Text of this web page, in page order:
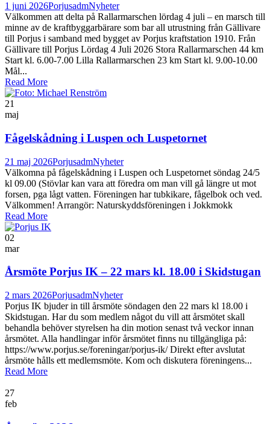
1 juni 2026PorjusadmNyheter
Välkommen att delta på Rallarmarschen lördag 4 juli – en marsch till
minne av de kraftbyggarbärare som bar all utrustning från Gällivare
till Porjus i samband med bygget av Porjus kraftstation 1910. Från
Gällivare till Porjus Lördag 4 Juli 2026 Stora Rallarmarschen 44 km
Start kl. 6.00-7.00 Lilla Rallarmarschen 23 km Start kl. 9.00-10.00
Mål...
Read More
21
maj
Fågelskådning i Luspen och Luspetornet
21 maj 2026PorjusadmNyheter
Välkomna på fågelskådning i Luspen och Luspetornet söndag 24/5
kl 09.00 (Stövlar kan vara att föredra om man vill gå längre ut mot
forsen, pga lågt vatten. Föreningen har tubkikare, fågelbok och ved.
Välkommen! Arrangör: Naturskyddsföreningen i Jokkmokk
Read More
02
mar
Årsmöte Porjus IK – 22 mars kl. 18.00 i Skidstugan
2 mars 2026PorjusadmNyheter
Porjus IK bjuder in till årsmöte söndagen den 22 mars kl 18.00 i
Skidstugan. Har du som medlem något du vill att årsmötet skall
behandla behöver styrelsen ha din motion senast två veckor innan
årsmötet. Alla handlingar inför årsmötet finns nu tillgängliga på:
https://www.porjus.se/foreningar/porjus-ik/ Direkt efter avslutat
årsmöte hålls ett medlemsmöte. Kom och diskutera föreningens...
Read More
27
feb